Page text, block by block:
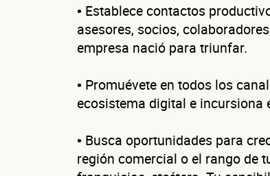
• Establece contactos
asesores, socios,
empresa nació para triunfar.
• Promuévete en todos los
ecosistema digital e incursiona
• Busca oportunidades para
región comercial o el rango de
Esto